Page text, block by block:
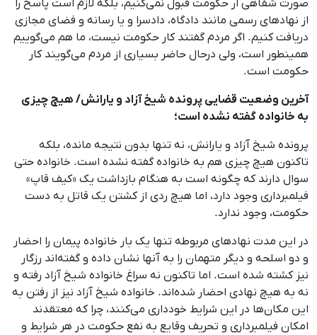
صورت شفاهی ار حکومت قبول نمی‌کنیم، بلکه لازم است پاسخ را
از نهادهای رسمی مانند دادگاه، دادسرا و یا رسانه و فضای مجازی
دریافت کنیم. اگر مردم گفتند کار حکومت نیست، ما هم می‌گوییم
همینطور است، ولی درحال حاضر بسیاری از مردم می‌گویند کار
حکومت است.
آخرین وضعیت قضایی پرونده شیخ آزاد و یارانش/ هیچ چیزی
به خانواده گفته نشده است؛
پرونده شیخ آزاد و یارانش، نه‌ تنها بدون نتیجه‌ مانده، بلکه
تاکنون هیچ چیزی هم به خانواده گفته نشده است. خانواده حتی
سوال دارند که چگونه است به هنگام بازداشت یک «کیف قاپ»
فیلمبرداری وجود دارد، اما هیچ ردی از کشتن یک قاتل به دست
حکومت، وجود ندارد.
در این مدت نهادهای مربوطه تنها یک بار خانواده پیمان را احضار
و دو اسلحه و دیگر متهمان را به آنها نشان داده و گفته‌اند رزگار
نیز کشته شده است. اما تاکنون نه سراغ خانواده شیخ آزاد رفته و
نه به هیچ نهادی احضار شده‌اند. خانواده شیخ آزاد نیز از رفتن به
این مکان‌ها در این شرایط خودداری می‌کنند، چرا که معتقدند
امکان فیلمبرداری و تحریف وقایع به نفع حکومت در هر شرایط و